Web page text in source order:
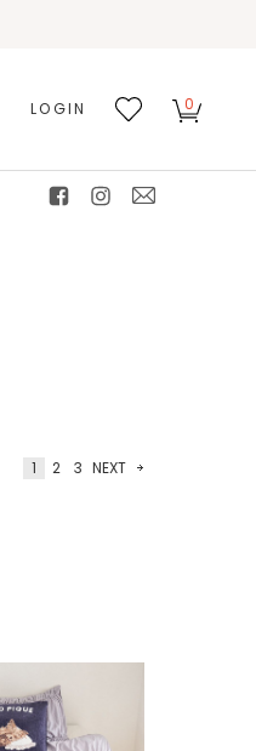
LOGIN 0
1 2 3 NEXT